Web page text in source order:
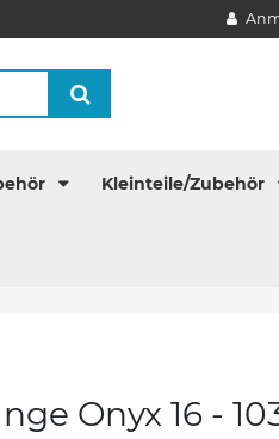
Kleinteile/Zubehör
Onyx 16 -